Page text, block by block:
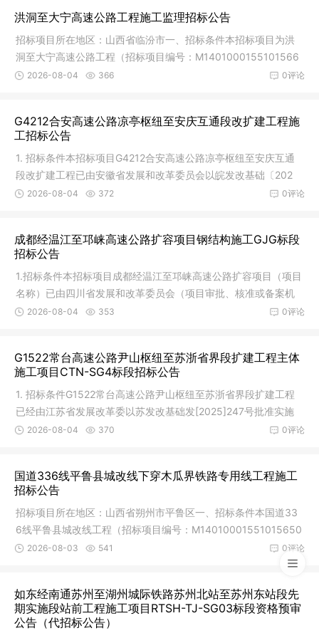
洪洞至大宁高速公路工程施工监理招标公告
招标项目所在地区：山西省临汾市一、招标条件本招标项目为洪
洞至大宁高速公路工程（招标项目编号：M1401000155101566
001，以下简
0评论
2026-08-04 366
G4212合安高速公路凉亭枢纽至安庆互通段改扩建工程施
工招标公告
1. 招标条件本招标项目G4212合安高速公路凉亭枢纽至安庆互通
段改扩建工程已由安徽省发展和改革委员会以皖发改基础〔202
5〕550号
0评论
2026-08-04 372
成都经温江至邛崃高速公路扩容项目钢结构施工GJG标段
招标公告
1.招标条件本招标项目成都经温江至邛崃高速公路扩容项目（项目
名称）已由四川省发展和改革委员会（项目审批、核准或备案机
关名称
0评论
2026-08-04 353
G1522常台高速公路尹山枢纽至苏浙省界段扩建工程主体
施工项目CTN-SG4标段招标公告
1. 招标条件G1522常台高速公路尹山枢纽至苏浙省界段扩建工程
已经由江苏省发展改革委以苏发改基础发[2025]247号批准实施
(项目代码
0评论
2026-08-04 370
国道336线平鲁县城改线下穿木瓜界铁路专用线工程施工
招标公告
招标项目所在地区：山西省朔州市平鲁区一、招标条件本国道33
6线平鲁县城改线工程（招标项目编号：M14010001551015650
01），工程
0评论
2026-08-03 541
如东经南通苏州至湖州城际铁路苏州北站至苏州东站段先
期实施段站前工程施工项目RTSH-TJ-SG03标段资格预审
公告（代招标公告）